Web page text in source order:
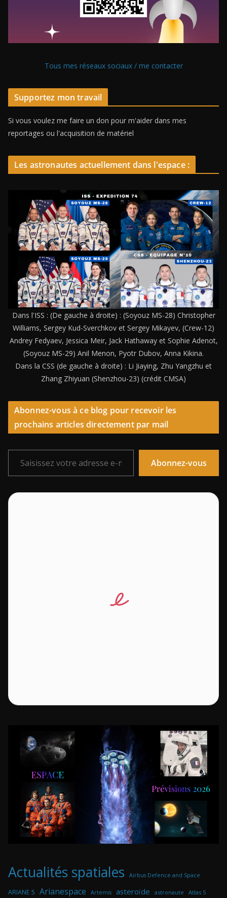
Tous mes réseaux sociaux / me contacter
Supportez mon travail
Si vous voulez me faire un don pour m'aider dans mes
reportages ou l'acquisition de matériel
Les astronautes actuellement dans l'espace :
Dans l'ISS : (De gauche à droite) : (Soyouz MS-28) Christopher
Williams, Sergey Kud-Sverchkov et Sergey Mikayev, (Crew-12)
Andrey Fedyaev, Jessica Meir, Jack Hathaway et Sophie Adenot,
(Soyouz MS-29) Anil Menon, Pyotr Dubov, Anna Kikina.
Dans la CSS (de gauche à droite) : Li Jiaying, Zhu Yangzhu et
Zhang Zhiyuan (Shenzhou-23) (crédit CMSA)
Abonnez-vous à ce blog pour recevoir les
prochains articles directement par mail
Saisissez votre adresse e-mail…
Abonnez-vous
Actualités spatiales Airbus Defence and Space
ARIANE 5 Arianespace Artemis asteroïde astronaute Atlas 5